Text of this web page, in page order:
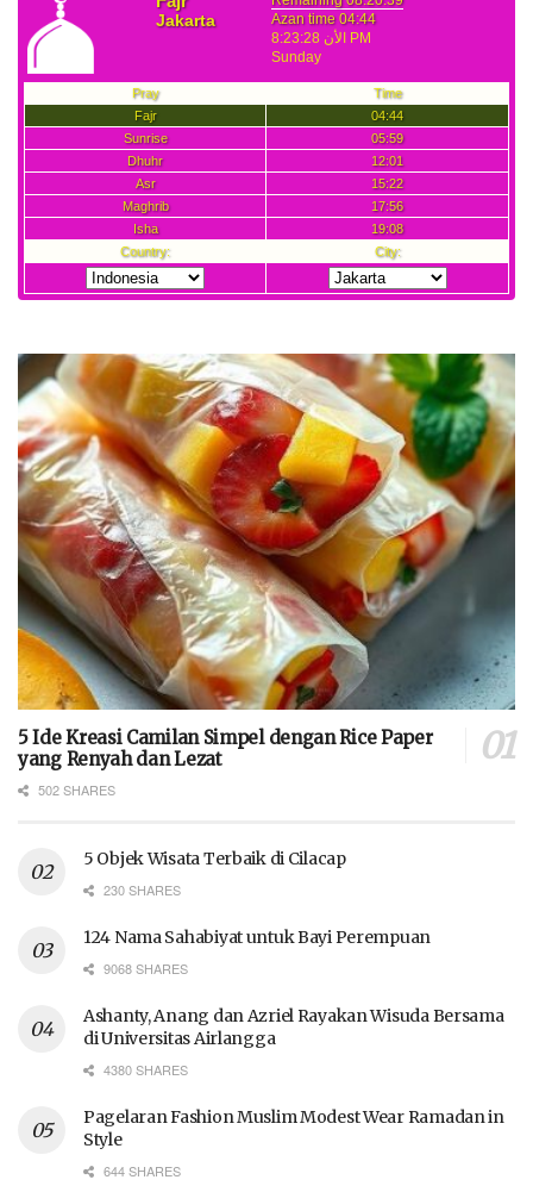
5 Ide Kreasi Camilan Simpel dengan Rice Paper
yang Renyah dan Lezat
502 SHARES
5 Objek Wisata Terbaik di Cilacap
230 SHARES
124 Nama Sahabiyat untuk Bayi Perempuan
9068 SHARES
Ashanty, Anang dan Azriel Rayakan Wisuda Bersama
di Universitas Airlangga
4380 SHARES
Pagelaran Fashion Muslim Modest Wear Ramadan in
Style
644 SHARES